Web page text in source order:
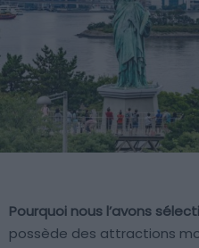
Pourquoi nous l’avons
possède des attractions